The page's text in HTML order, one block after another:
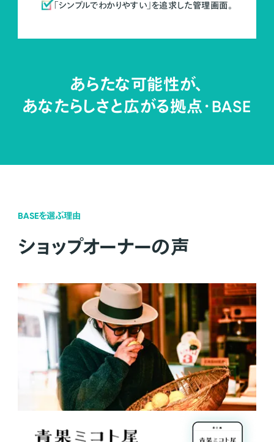
「シンプルでわかりやすい」を追求した管理画面。
あらたな可能性が、
あなたらしさと広がる拠点・BASE
BASEを選ぶ理由
ショップオーナーの声